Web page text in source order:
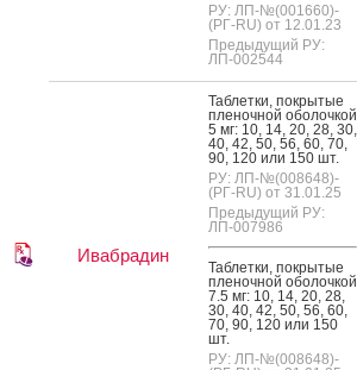
РУ: ЛП-№(001660)-
(РГ-RU) от 12.01.23
Предыдущий РУ:
ЛП-002544
Ивабрадин
Таб­летки, пок­ры­тые
пле­ноч­ной обо­лоч­кой
5 мг: 10, 14, 20, 28, 30,
40, 42, 50, 56, 60, 70,
90, 120 или 150 шт.
РУ: ЛП-№(008648)-
(РГ-RU) от 31.01.25
Предыдущий РУ:
ЛП-007986
Таб­летки, пок­ры­тые
пле­ноч­ной обо­лоч­кой
7.5 мг: 10, 14, 20, 28,
30, 40, 42, 50, 56, 60,
70, 90, 120 или 150
шт.
РУ: ЛП-№(008648)-